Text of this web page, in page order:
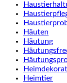
Häuten
Häutung
Heimtier